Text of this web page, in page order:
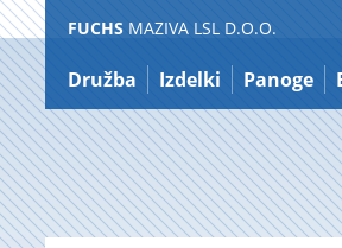
Nazaj
na
vsebino
FUCHS MAZIVA LSL D.O.O.
Družba Izdelki Panoge